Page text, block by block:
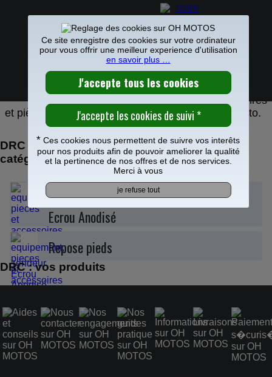
Frais de port offerts à partir de 49€
PIÈCES DRC
DRC propose une gamme d'accessoires
et pièces pour entretenir et personnaliser votre moto.
DRC : retrouvez vos produits dans nos
catégories
Vis Guide Tendeur
Ecrou Anodisé
Repose pieds
DRC : vos produits
Ce site enregistre des cookies sur votre ordinateur
pour vous offrir une meilleur experience d'utilisation
en savoir plus …
* Ces cookies nous permettent de suivre vos interêts
pour nos produits afin de pouvoir ameliorer la qualité
et la pertinence de nos offres et de nos services.
Merci à vous